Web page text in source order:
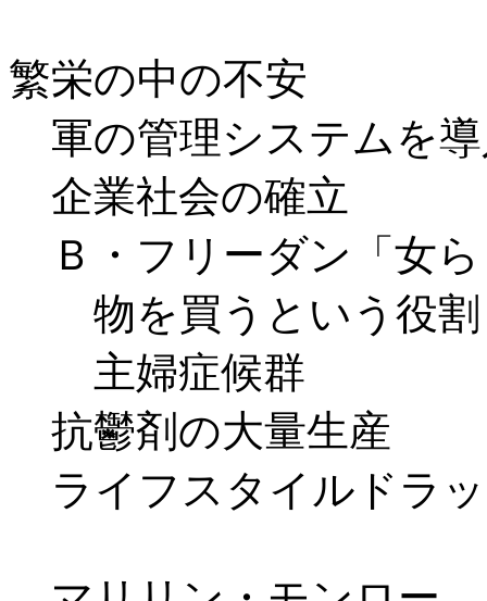
繁栄の中の不安
軍の管理システムを
企業社会の確立
Ｂ・フリーダン「女
物を買うという役割
主婦症候群
抗鬱剤の大量生産
ライフスタイルドラ